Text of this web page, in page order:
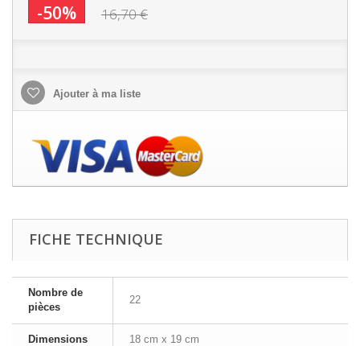
-50% 16,70 €
Ajouter à ma liste
FICHE TECHNIQUE
Nombre de
pièces
22
Dimensions 18 cm x 19 cm